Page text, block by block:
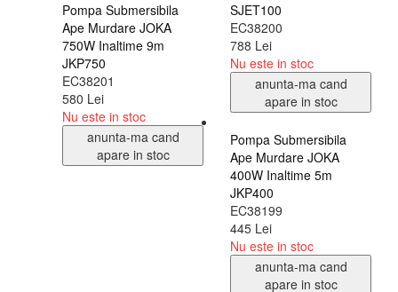
Pompa Submersibila
Ape Murdare JOKA
750W Inaltime 9m
JKP750
EC38201
580 Lei
Nu este in stoc
anunta-ma cand
apare in stoc
Pompa Autoamorsanta
Capac Inox 750W Joka
3.9 bar Adancime 9m
SJET100
EC38200
788 Lei
Nu este in stoc
anunta-ma cand
apare in stoc
Hidrofor 36L Joka
3000l/h 750W 4bar
SJET100 AUTO
EC38198
1.623 Lei
Nu este in stoc